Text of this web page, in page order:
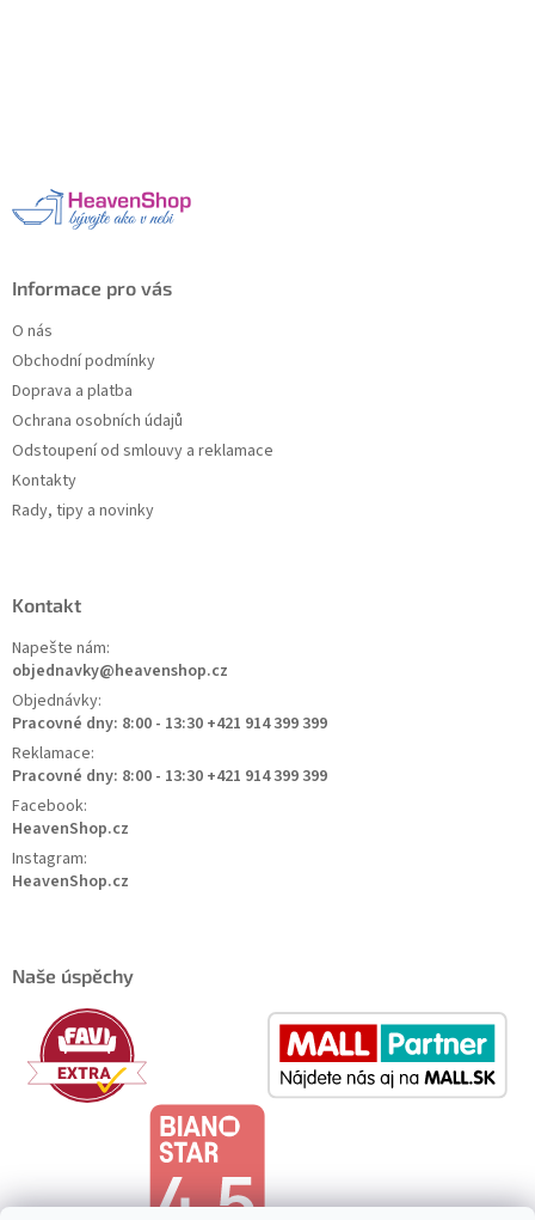
Informace pro vás
O nás
Obchodní podmínky
Doprava a platba
Ochrana osobních údajů
Odstoupení od smlouvy a reklamace
Kontakty
Rady, tipy a novinky
Kontakt
Napešte nám:
objednavky@heavenshop.cz
Objednávky:
Pracovné dny: 8:00 - 13:30 +421 914 399 399
Reklamace:
Pracovné dny: 8:00 - 13:30 +421 914 399 399
Facebook:
HeavenShop.cz
Instagram:
HeavenShop.cz
Naše úspěchy